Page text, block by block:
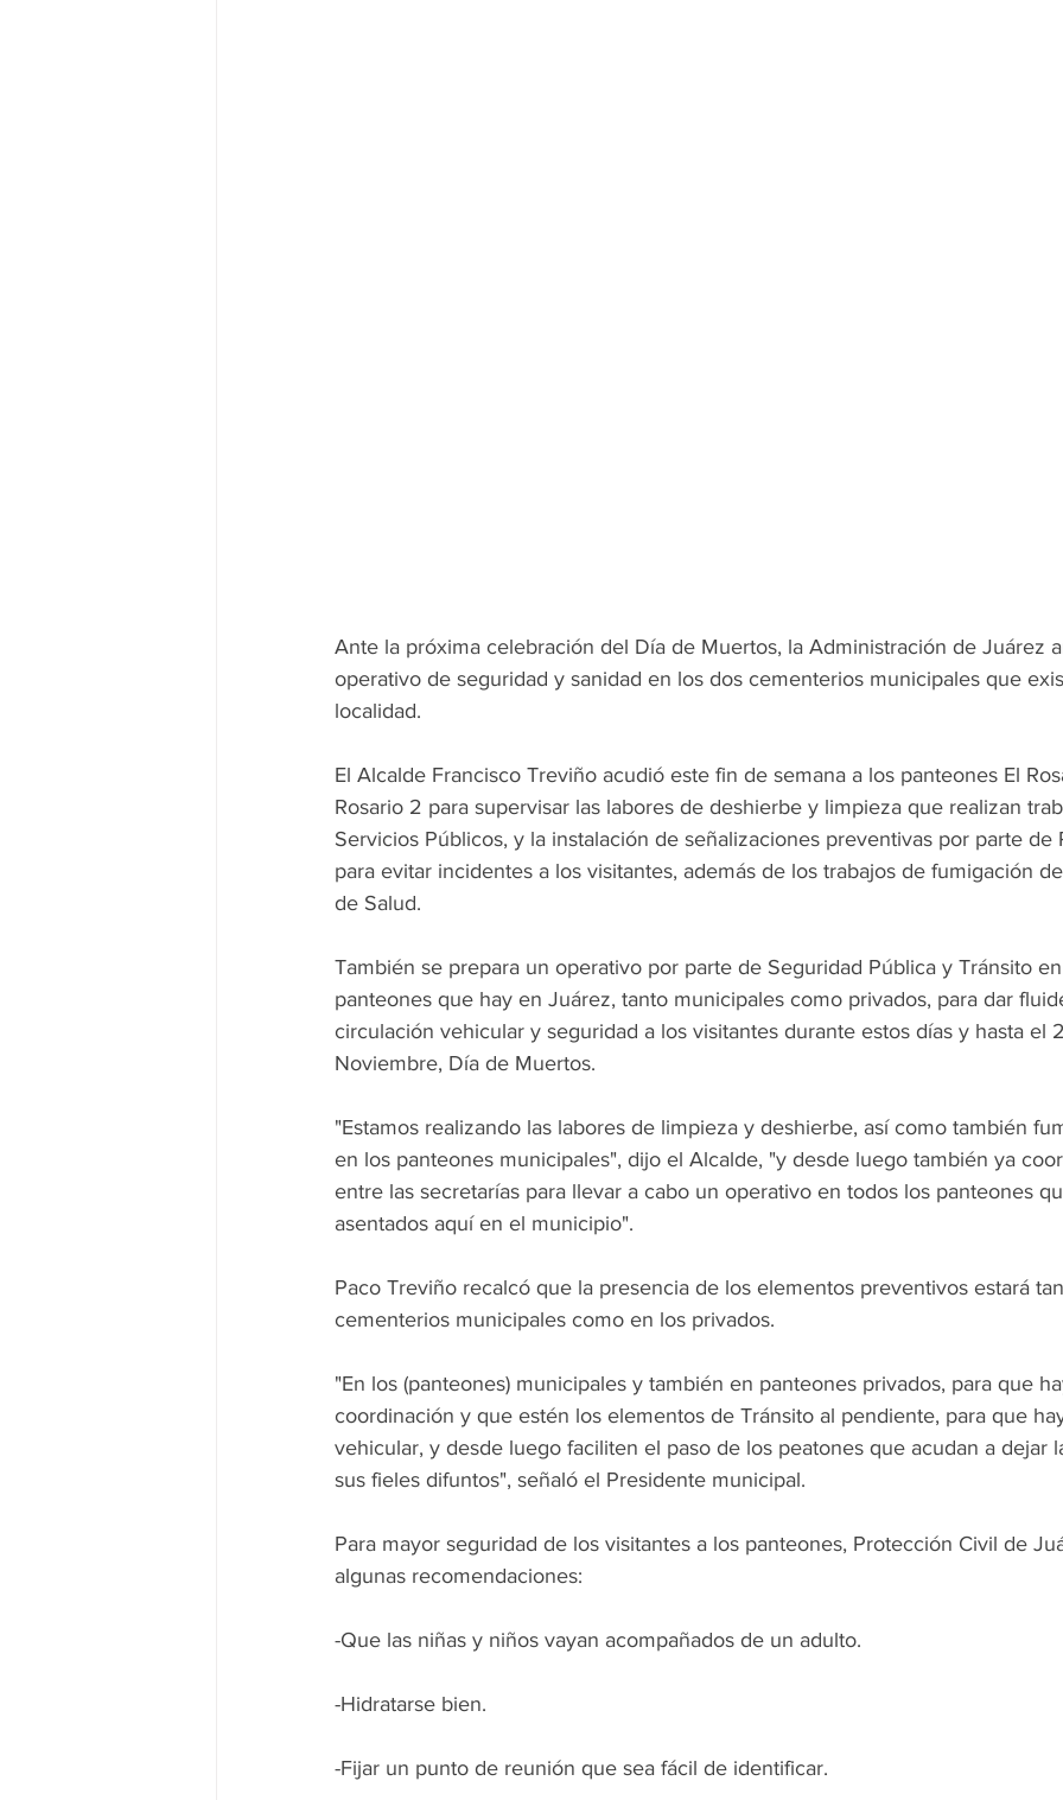
Ante la próxima celebración del Día de Muertos, la Administración de Juárez
operativo de seguridad y sanidad en los dos cementerios municipales que
localidad.
El Alcalde Francisco Treviño acudió este fin de semana a los panteones El
Rosario 2 para supervisar las labores de deshierbe y limpieza que realizan
Servicios Públicos, y la instalación de señalizaciones preventivas por parte de
para evitar incidentes a los visitantes, además de los trabajos de fumigación
de Salud.
También se prepara un operativo por parte de Seguridad Pública y Tránsito
panteones que hay en Juárez, tanto municipales como privados, para dar
circulación vehicular y seguridad a los visitantes durante estos días y hasta el
Noviembre, Día de Muertos.
"Estamos realizando las labores de limpieza y deshierbe, así como también
en los panteones municipales", dijo el Alcalde, "y desde luego también ya
entre las secretarías para llevar a cabo un operativo en todos los panteones
asentados aquí en el municipio".
Paco Treviño recalcó que la presencia de los elementos preventivos estará
cementerios municipales como en los privados.
"En los (panteones) municipales y también en panteones privados, para que
coordinación y que estén los elementos de Tránsito al pendiente, para que
vehicular, y desde luego faciliten el paso de los peatones que acudan a dejar
sus fieles difuntos", señaló el Presidente municipal.
Para mayor seguridad de los visitantes a los panteones, Protección Civil de
algunas recomendaciones:
-Que las niñas y niños vayan acompañados de un adulto.
-Hidratarse bien.
-Fijar un punto de reunión que sea fácil de identificar.